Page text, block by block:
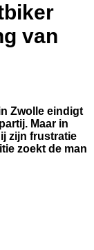
van
Zwolle eindigt
Maar in
zijn frustratie
zoekt de man